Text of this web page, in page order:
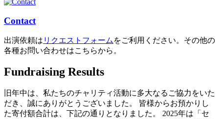
Contact
出演依頼は リクエストフォーム をご利用ください。その他の
各種お問い合わせはこちらから。
Fundraising Results
旧年中は、私たちのチャリティ活動に多大なるご協力をいた
だき、誠にありがとうございました。 皆様からお預かりし
た寄付額合計は、下記の通りとなりました。 2025年は「セ